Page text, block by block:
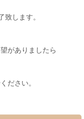
します。
がありましたら
ださい。